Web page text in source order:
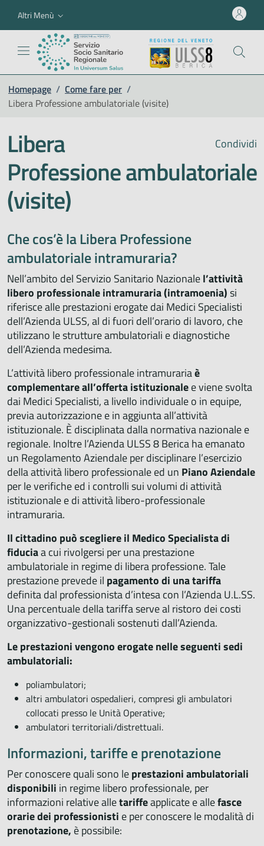
Altri Menù
Homepage / Come fare per /
Libera Professione ambulatoriale (visite)
Condividi
Libera
Professione ambulatoriale
(visite)
Che cos’è la Libera Professione
ambulatoriale intramuraria?
Nell’ambito del Servizio Sanitario Nazionalel’attività
libero professionale intramuraria(intramoenia)si
riferisce alle prestazioni erogate dai Medici Specialisti
dell’Azienda ULSS, al di fuori dell’orario di lavoro, che
utilizzano le strutture ambulatoriali e diagnostiche
dell’Azienda medesima.
L’attività libero professionale intramurariaè
complementare all’offerta istituzionalee viene svolta
dai Medici Specialisti, a livello individuale o in equipe,
previa autorizzazione e in aggiunta all’attività
istituzionale. È disciplinata dalla normativa nazionale e
regionale. Inoltre l’Azienda ULSS 8 Berica ha emanato
un Regolamento Aziendale per disciplinare l’esercizio
della attività libero professionale ed un Piano Aziendale
per le verifiche ed i controlli sui volumi di attività
istituzionale e di attività libero-professionale
intramuraria.
Il cittadino può scegliere il Medico Specialista di
fiduciaa cui rivolgersi per una prestazione
ambulatoriale in regime di libera professione. Tale
prestazione prevede il pagamento di una tariffa
definita dal professionista d’intesa con l’Azienda U.L.SS.
Una percentuale della tariffa serve al ristoro dei costi
organizzativo-gestionali sostenuti dall’Azienda.
Le prestazioni vengono erogate nelle seguenti sedi
ambulatoriali:
poliambulatori;
altri ambulatori ospedalieri, compresi gli ambulatori
collocati presso le Unità Operative;
ambulatori territoriali/distrettuali.
Informazioni, tariffe e prenotazione
Per conoscere quali sono leprestazioni ambulatoriali
disponibili in regime libero professionale, per
informazioni relative alletariffeapplicate e allefasce
orarie dei professionisti e per conoscere le modalità di
prenotazione, è possibile: